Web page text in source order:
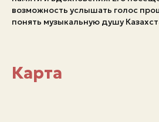
возможность услышать голос
понять музыкальную душу
Карта